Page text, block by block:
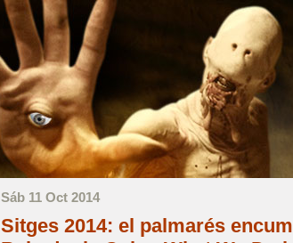
Sáb 11 Oct 2014
Sitges 2014: el palmarés